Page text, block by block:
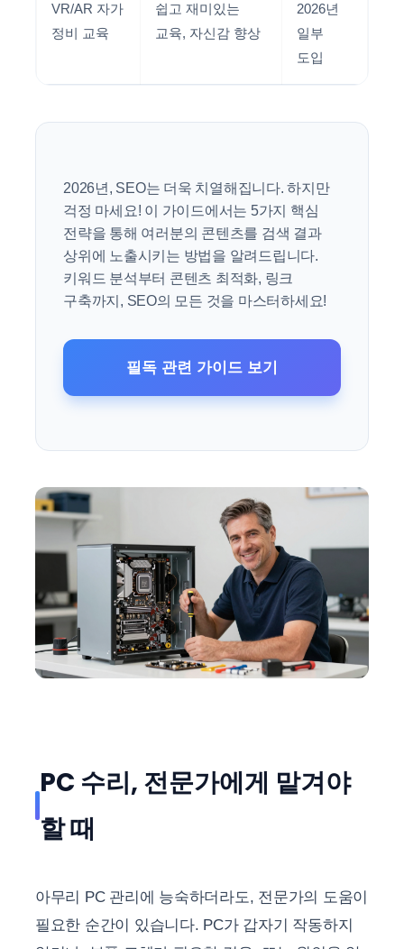
VR/AR 자가
정비 교육
쉽고 재미있는
교육, 자신감 향상
2026년
일부
도입
2026년, SEO는 더욱 치열해집니다. 하지만
걱정 마세요! 이 가이드에서는 5가지 핵심
전략을 통해 여러분의 콘텐츠를 검색 결과
상위에 노출시키는 방법을 알려드립니다.
키워드 분석부터 콘텐츠 최적화, 링크
구축까지, SEO의 모든 것을 마스터하세요!
필독 관련 가이드 보기
PC 수리, 전문가에게 맡겨야
할 때
아무리 PC 관리에 능숙하더라도, 전문가의 도움이
필요한 순간이 있습니다. PC가 갑자기 작동하지